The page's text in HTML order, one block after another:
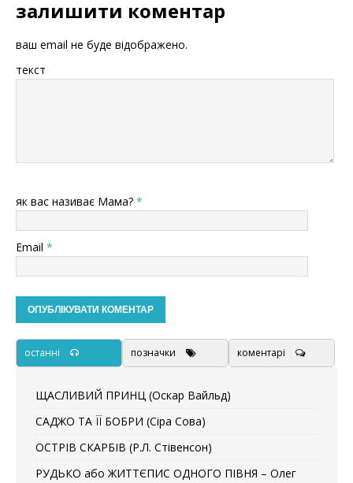
залишити коментар
ваш email не буде відображено.
текст
як вас називає Мама? *
Email *
останні позначки коментарі
ЩАСЛИВИЙ ПРИНЦ (Оскар Вайльд)
САДЖО ТА ЇЇ БОБРИ (Сіра Сова)
ОСТРІВ СКАРБІВ (Р.Л. Стівенсон)
РУДЬКО або ЖИТТЄПИС ОДНОГО ПІВНЯ – Олег